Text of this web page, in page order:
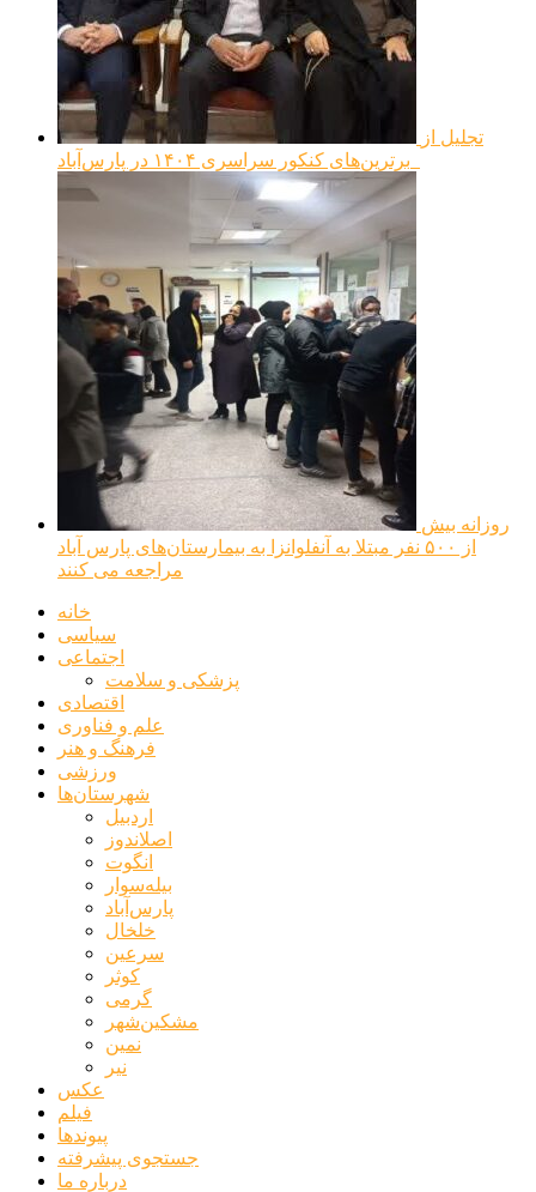
از ۵۰۰ نفر مبتلا به آنفلوانزا به بیمارستان‌های پارس آباد
مراجعه می کنند
خانه
سیاسی
اجتماعی
پزشکی و سلامت
اقتصادی
علم و فناوری
فرهنگ و هنر
ورزشی
شهرستان‌ها
اردبیل
اصلاندوز
انگوت
بیله‌سوار
پارس‌آباد
خلخال
سرعین
کوثر
گرمی
مشکین‌شهر
نمین
نیر
عکس
فیلم
پیوندها
جستجوی پیشرفته
درباره ما